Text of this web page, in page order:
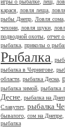
игры о рыбалке лещ
карася, ловля леща,
рыбы Днепр, Ловля сома,
чехони, ловля щуки,
подводной охоты, отчет
рыбалка, приколы о
Рыбалка,
рыбалка в Чернигове,
области, рыбалка Десна,
рыбалка зимой, рыбалка
Десне, рыбалка на
Славутич, рыбалка
бывалого, сом на Днепре,
рыбалка